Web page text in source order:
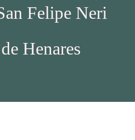
Felipe Neri
Henares